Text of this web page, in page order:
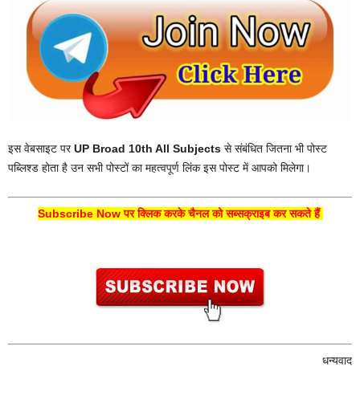
इस वेबसाइट परUP Broad 10th All Subjects से संबंधित जितना भी पोस्ट
पब्लिश्ड होता है उन सभी पोस्टों का महत्वपूर्ण लिंक इस पोस्ट में आपको मिलेगा।
Subscribe Now पर क्लिक करके चैनल को सब्सक्राइब कर सकते हैं
धन्यवाद